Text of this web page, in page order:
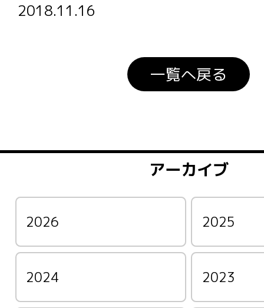
2018.11.16
一覧へ戻る
アーカイブ
2026 2025
2024 2023